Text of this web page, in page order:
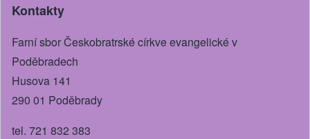
o er
Kontakty
Farní sbor Českobratrské církve evangelické v
Poděbradech
Husova 141
290 01 Poděbrady
tel. 721 832 383